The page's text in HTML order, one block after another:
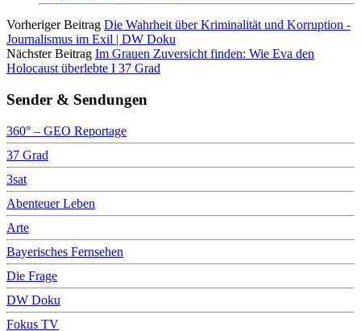
Vorheriger Beitrag Die Wahrheit über Kriminalität und Korruption -
Journalismus im Exil | DW Doku
Nächster Beitrag Im Grauen Zuversicht finden: Wie Eva den
Holocaust überlebte I 37 Grad
Sender & Sendungen
360° – GEO Reportage
37 Grad
3sat
Abenteuer Leben
Arte
Bayerisches Fernsehen
Die Frage
DW Doku
Fokus TV